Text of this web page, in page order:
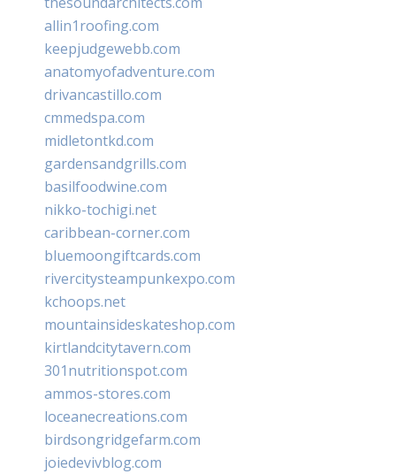
allin1roofing.com
keepjudgewebb.com
anatomyofadventure.com
drivancastillo.com
cmmedspa.com
midletontkd.com
gardensandgrills.com
basilfoodwine.com
nikko-tochigi.net
caribbean-corner.com
bluemoongiftcards.com
rivercitysteampunkexpo.com
kchoops.net
mountainsideskateshop.com
kirtlandcitytavern.com
301nutritionspot.com
ammos-stores.com
loceanecreations.com
birdsongridgefarm.com
joiedevivblog.com